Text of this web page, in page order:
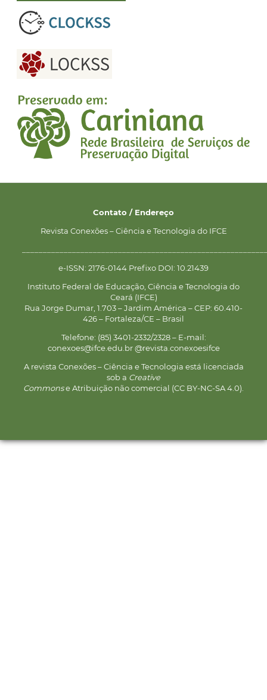
Contato / Endereço
Revista Conexões – Ciência e Tecnologia do IFCE
e-ISSN: 2176-0144 Prefixo DOI: 10.21439
Instituto Federal de Educação, Ciência e Tecnologia do
Ceará (IFCE)
Rua Jorge Dumar, 1.703 – Jardim América – CEP: 60.410-
426 – Fortaleza/CE – Brasil
Telefone: (85) 3401-2332/2328 – E-mail:
conexoes@ifce.edu.br @revista.conexoesifce
A revista Conexões – Ciência e Tecnologia está licenciada
sob a Creative
Commonse Atribuição não comercial (CC BY-NC-SA 4.0).